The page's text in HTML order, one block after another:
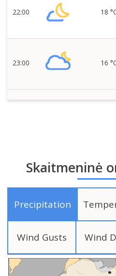
22:00 18
23:00 16
Skaitmeninė
Precipitation
Wind Gusts Wind